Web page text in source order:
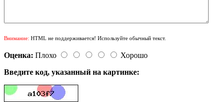
Внимание: HTML не поддерживается! Используйте обычный текст.
Оценка: Плохо
Хорошо
Введите код, указанный на картинке: